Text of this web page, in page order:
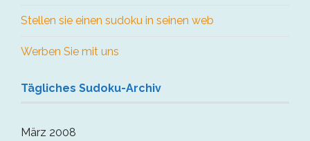
Stellen sie einen sudoku in seinen web
Werben Sie mit uns
Tägliches Sudoku-Archiv
März 2008